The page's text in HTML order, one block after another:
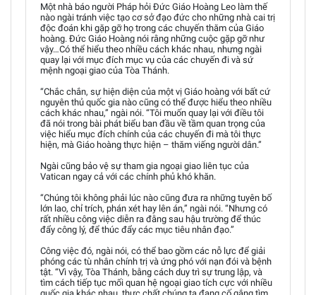
Một nhà báo người Pháp hỏi Đức Giáo Hoàng Leo làm thế
nào ngài tránh việc tạo cơ sở đạo đức cho những nhà cai trị
độc đoán khi gặp gỡ họ trong các chuyến thăm của Giáo
hoàng. Đức Giáo Hoàng nói rằng những cuộc gặp gỡ như
vậy…Có thể hiểu theo nhiều cách khác nhau, nhưng ngài
quay lại với mục đích mục vụ của các chuyến đi và sứ
mệnh ngoại giao của Tòa Thánh.
“Chắc chắn, sự hiện diện của một vị Giáo hoàng với bất cứ
nguyên thủ quốc gia nào cũng có thể được hiểu theo nhiều
cách khác nhau,” ngài nói. “Tôi muốn quay lại với điều tôi
đã nói trong bài phát biểu ban đầu về tầm quan trọng của
việc hiểu mục đích chính của các chuyến đi mà tôi thực
hiện, mà Giáo hoàng thực hiện – thăm viếng người dân.”
Ngài cũng bảo vệ sự tham gia ngoại giao liên tục của
Vatican ngay cả với các chính phủ khó khăn.
“Chúng tôi không phải lúc nào cũng đưa ra những tuyên bố
lớn lao, chỉ trích, phán xét hay lên án,” ngài nói. “Nhưng có
rất nhiều công việc diễn ra đằng sau hậu trường để thúc
đẩy công lý, để thúc đẩy các mục tiêu nhân đạo.”
Công việc đó, ngài nói, có thể bao gồm các nỗ lực để giải
phóng các tù nhân chính trị và ứng phó với nạn đói và bệnh
tật. “Vì vậy, Tòa Thánh, bằng cách duy trì sự trung lập, và
tìm cách tiếp tục mối quan hệ ngoại giao tích cực với nhiều